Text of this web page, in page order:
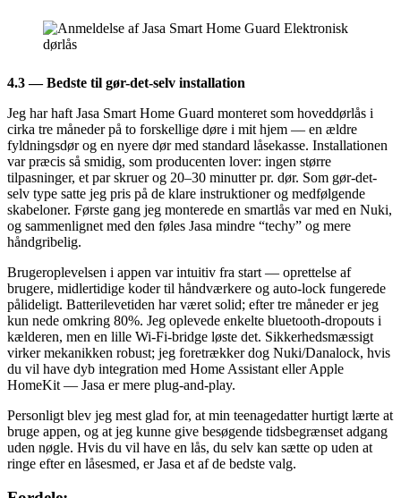
4.3 — Bedste til gør-det-selv installation
Jeg har haft Jasa Smart Home Guard monteret som hoveddørlås i
cirka tre måneder på to forskellige døre i mit hjem — en ældre
fyldningsdør og en nyere dør med standard låsekasse. Installationen
var præcis så smidig, som producenten lover: ingen større
tilpasninger, et par skruer og 20–30 minutter pr. dør. Som gør-det-
selv type satte jeg pris på de klare instruktioner og medfølgende
skabeloner. Første gang jeg monterede en smartlås var med en Nuki,
og sammenlignet med den føles Jasa mindre “techy” og mere
håndgribelig.
Brugeroplevelsen i appen var intuitiv fra start — oprettelse af
brugere, midlertidige koder til håndværkere og auto-lock fungerede
pålideligt. Batterilevetiden har været solid; efter tre måneder er jeg
kun nede omkring 80%. Jeg oplevede enkelte bluetooth-dropouts i
kælderen, men en lille Wi‑Fi-bridge løste det. Sikkerhedsmæssigt
virker mekanikken robust; jeg foretrækker dog Nuki/Danalock, hvis
du vil have dyb integration med Home Assistant eller Apple
HomeKit — Jasa er mere plug-and-play.
Personligt blev jeg mest glad for, at min teenagedatter hurtigt lærte at
bruge appen, og at jeg kunne give besøgende tidsbegrænset adgang
uden nøgle. Hvis du vil have en lås, du selv kan sætte op uden at
ringe efter en låsesmed, er Jasa et af de bedste valg.